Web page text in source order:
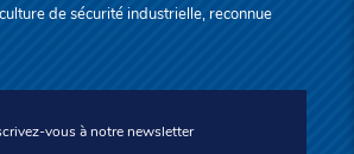
de sécurité industrielle, reconnue
vous à notre newsletter